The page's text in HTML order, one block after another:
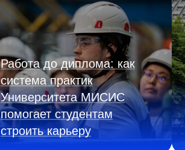
Работа до диплома: как
система практик
Университета МИСИС
помогает студентам
строить карьеру